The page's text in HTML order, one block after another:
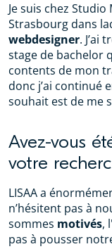
Je suis chez
Strasbourg dans
webdesigner. J’ai
stage de bachelor
contents de mon
donc j’ai continué
souhait est de me
Avez-vous
votre
LISAA a
n’hésitent pas à
sommes motivés,
pas à pousser